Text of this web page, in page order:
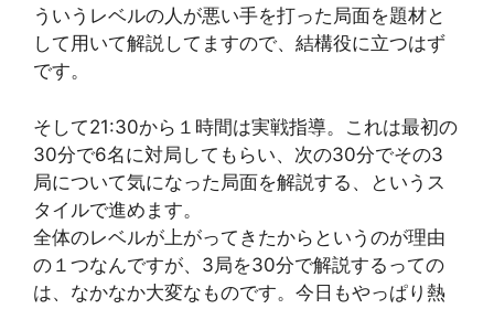
ういうレベルの人が悪い手を打った局面を題材と
して用いて解説してますので、結構役に立つはず
です。
そして21:30から１時間は実戦指導。これは最初の
30分で6名に対局してもらい、次の30分でその3
局について気になった局面を解説する、というス
タイルで進めます。
全体のレベルが上がってきたからというのが理由
の１つなんですが、3局を30分で解説するっての
は、なかなか大変なものです。今日もやっぱり熱